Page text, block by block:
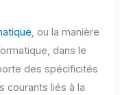
, ou la manière
dans le
des spécificités
courants liés à la